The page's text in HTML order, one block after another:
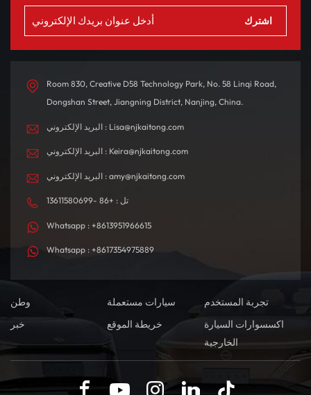
Room 830, Creative D58 Technology Park, No. 58 Linqi Road,
Dongshan Street, Jiangning District, Nanjing, China.
البريد الإلكتروني : Lisa@njkaitong.com
البريد الإلكتروني : Keira@njkaitong.com
البريد الإلكتروني : amy@njkaitong.com
تل : +86 -13611580699
Whatsapp : +8613951966615
Whatsapp : +8617354975889
وطن سيارات مستعملة
تجربة المستخدم
خبر
خريطة الموقع
اكسسوارات السيارة
الخارجية